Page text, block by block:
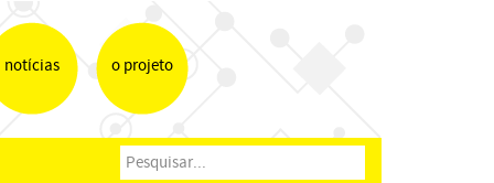
notícias o projeto